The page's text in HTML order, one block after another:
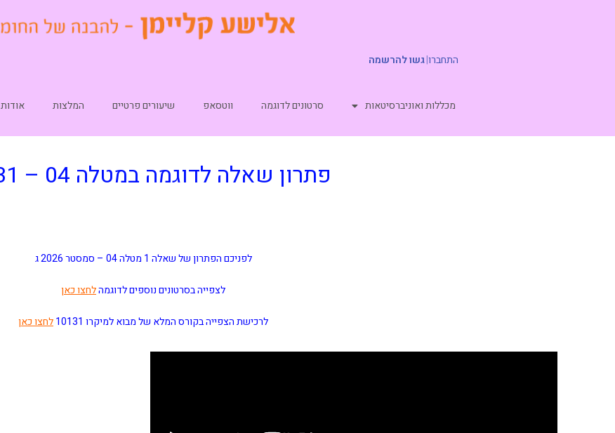
התחברו|גשו להרשמה
מכללות ואוניברסיטאות סרטונים לדוגמה ווטסאפ שיעורים פרטיים המלצות אודות
פתרון שאלה לדוגמה במטלה 04 – 10131
לפניכם הפתרון של שאלה 1 מטלה 04 – סמסטר 2026 ג
לצפייה בסרטונים נוספים לדוגמהלחצו כאן
לרכישת הצפייה בקורס המלא של מבוא למיקרו 10131 לחצו כאן